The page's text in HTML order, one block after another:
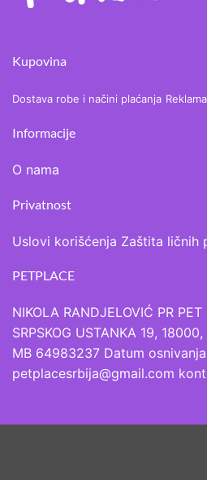
Kupovina
Dostava robe i načini plaćanja
Informacije
O nama
Privatnost
Uslovi korišćenja Zaštita ličnih
PETPLACE
NIKOLA RANDJELOVIĆ PR
SRPSKOG USTANKA 19,
MB 64983237 Datum osnivanja
petplacesrbija@gmail.com